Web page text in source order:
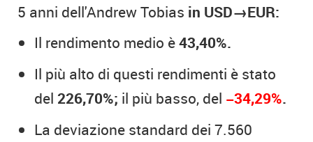
5 anni dell'Andrew Tobias in USD→EUR:
Il rendimento medio è43,40%.
Il più alto di questi rendimenti è stato
del 226,70%; il più basso, del −34,29%.
La deviazione standard dei 7.560